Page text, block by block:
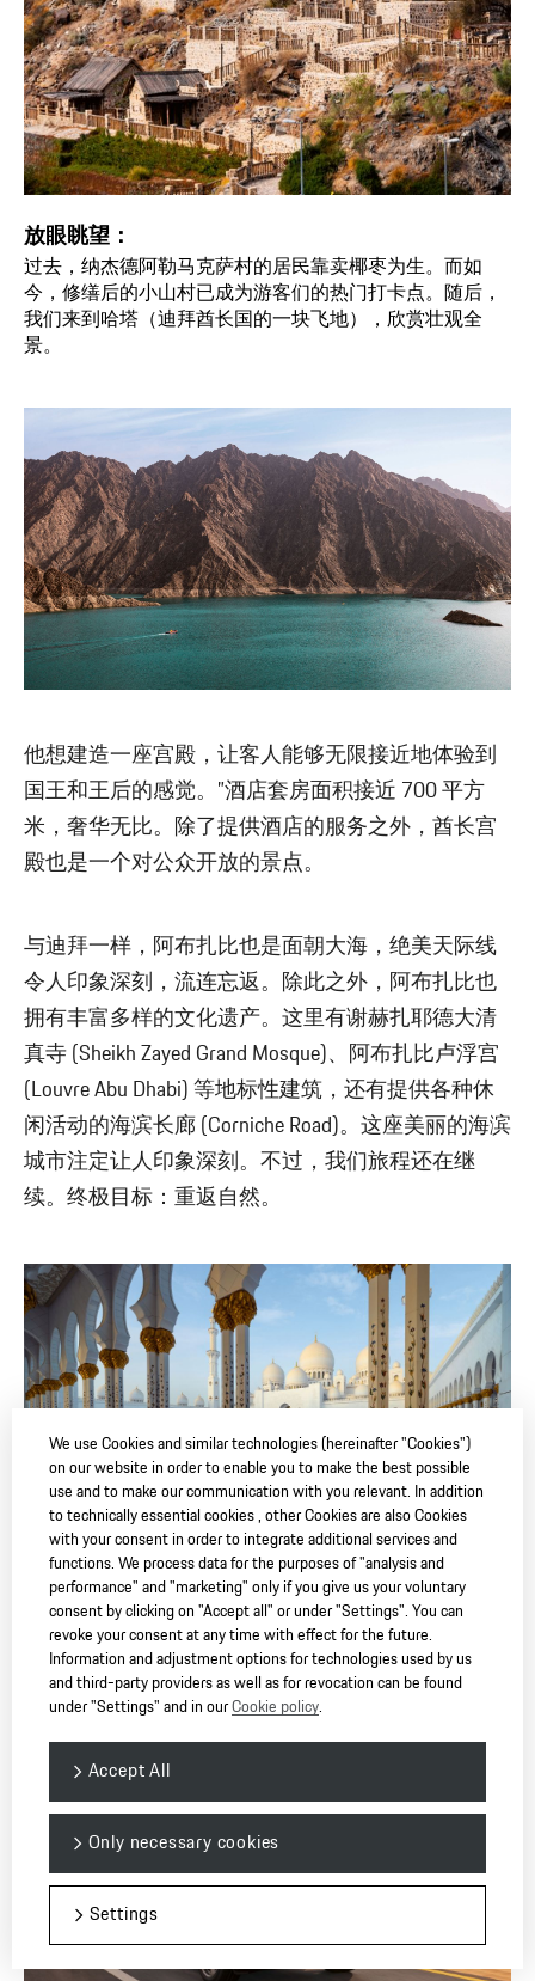
放眼眺望：
过去，纳杰德阿勒马克萨村的居民靠卖椰枣为生。而如
今，修缮后的小山村已成为游客们的热门打卡点。随后，
我们来到哈塔（迪拜酋长国的一块飞地），欣赏壮观全
景。
他想建造一座宫殿，让客人能够无限接近地体验到
国王和王后的感觉。”酒店套房面积接近 700 平方
米，奢华无比。除了提供酒店的服务之外，酋长宫
殿也是一个对公众开放的景点。
与迪拜一样，阿布扎比也是面朝大海，绝美天际线
令人印象深刻，流连忘返。除此之外，阿布扎比也
拥有丰富多样的文化遗产。这里有谢赫扎耶德大清
真寺 (Sheikh Zayed Grand Mosque)、阿布扎比卢浮宫
(Louvre Abu Dhabi) 等地标性建筑，还有提供各种休
闲活动的海滨长廊 (Corniche Road)。这座美丽的海滨
城市注定让人印象深刻。不过，我们旅程还在继
续。终极目标：重返自然。
抵达终点：
谢赫扎耶德大清真寺是世界上最大的清真寺之一，位于阿
拉伯联合酋长国首都阿布扎比。该清真寺以阿联酋开国总
统名字命名。旅程的终点是鲁卜哈利沙漠，这是世界上最
大的连绵沙漠。
We use Cookies and similar technologies (hereinafter "Cookies")
on our website in order to enable you to make the best possible
use and to make our communication with you relevant. In addition
to technically essential cookies , other Cookies are also Cookies
with your consent in order to integrate additional services and
functions. We process data for the purposes of "analysis and
performance" and "marketing" only if you give us your voluntary
consent by clicking on "Accept all" or under "Settings". You can
revoke your consent at any time with effect for the future.
Information and adjustment options for technologies used by us
and third-party providers as well as for revocation can be found
under "Settings" and in ourCookie policy.
Only necessary cookies
Accept All
Settings